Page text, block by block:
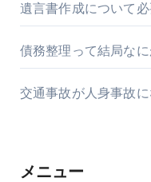
遺言書作成について
債務整理って結局な
交通事故が人身事故
メニュー